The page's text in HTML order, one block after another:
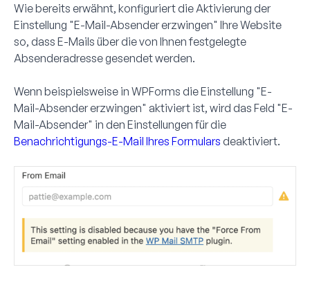
Wie bereits erwähnt, konfiguriert die Aktivierung der
Einstellung "E-Mail-Absender erzwingen" Ihre Website
so, dass E-Mails über die von Ihnen festgelegte
Absenderadresse gesendet werden.
Wenn beispielsweise in WPForms die Einstellung "E-
Mail-Absender erzwingen" aktiviert ist, wird das Feld "E-
Mail-Absender" in den Einstellungen für die
Benachrichtigungs-E-Mail Ihres Formulars deaktiviert.